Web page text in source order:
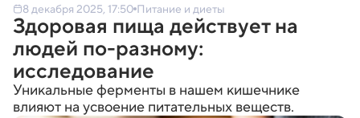
8 декабря 2025, 17:50 Питание и диеты
Здоровая пища действует на
людей по-разному:
исследование
Уникальные ферменты в нашем кишечнике
влияют на усвоение питательных веществ.